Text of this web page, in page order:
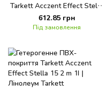
Tarkett Acczent Effect Stella
13 2 m 1I
612.85 грн
Під замовлення